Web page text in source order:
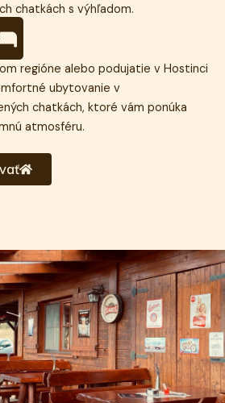
chatkách s výhľadom.
B
e
d
regióne alebo podujatie v Hostinci
ubytovanie v
chatkách, ktoré vám ponúka
atmosféru.